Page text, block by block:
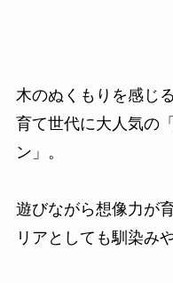
木のぬくもりを感じ
育て世代に大人気の
ン」。
遊びながら想像力が
リアとしても馴染み